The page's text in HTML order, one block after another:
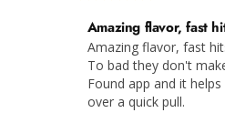
Amazing flavor, fast
Amazing flavor, fast
To bad they don't
Found app and it
over a quick pull.